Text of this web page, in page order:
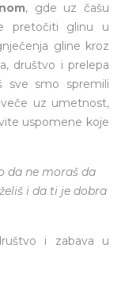
, gde uz čašu
pretočiti glinu u
gline kroz
društvo i prelepa
sve smo spremili
uz umetnost,
uspomene koje
da ne moraš da
i da ti je dobra
i zabava u